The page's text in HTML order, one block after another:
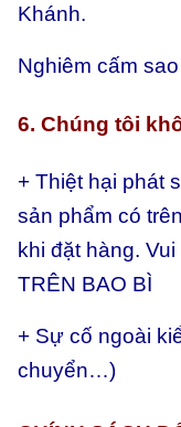
Khánh.
Nghiêm cấm
6. Chúng tôi
+ Thiệt hại phát
sản phẩm có
khi đặt hàng.
TRÊN BAO BÌ
+ Sự cố ngoài
chuyển…)